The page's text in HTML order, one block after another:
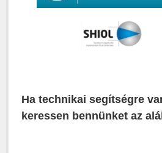
Ha technikai segítségre
keressen bennünket az